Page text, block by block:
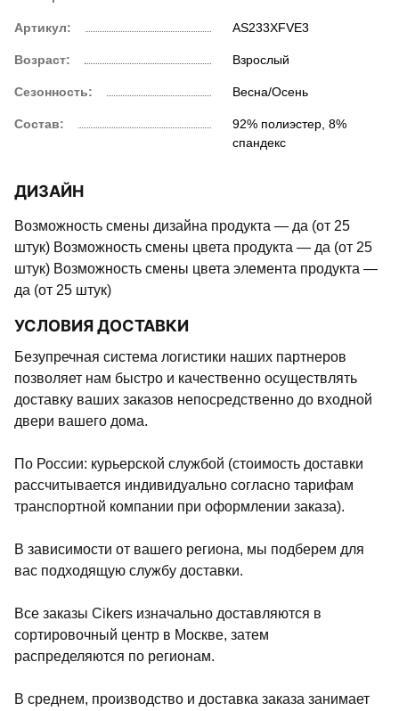
Артикул: AS233XFVE3
Возраст: Взрослый
Сезонность: Весна/Осень
Состав:
92% полиэстер, 8%
спандекс
ДИЗАЙН
Возможность смены дизайна продукта — да (от 25
штук) Возможность смены цвета продукта — да (от 25
штук) Возможность смены цвета элемента продукта —
да (от 25 штук)
УСЛОВИЯ ДОСТАВКИ
Безупречная система логистики наших партнеров
позволяет нам быстро и качественно осуществлять
доставку ваших заказов непосредственно до входной
двери вашего дома.
По России: курьерской службой (стоимость доставки
рассчитывается индивидуально согласно тарифам
транспортной компании при оформлении заказа).
В зависимости от вашего региона, мы подберем для
вас подходящую службу доставки.
Все заказы Cikers изначально доставляются в
сортировочный центр в Москве, затем
распределяются по регионам.
В среднем, производство и доставка заказа занимает